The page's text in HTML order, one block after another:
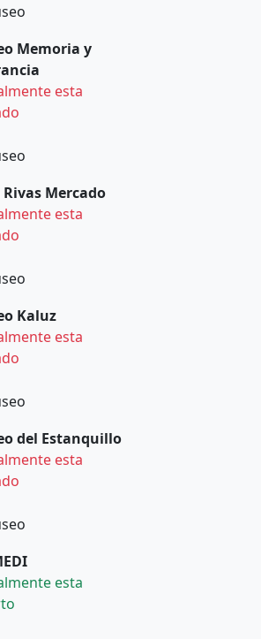
Memoria y
esta
Rivas Mercado
esta
Kaluz
esta
del Estanquillo
esta
esta